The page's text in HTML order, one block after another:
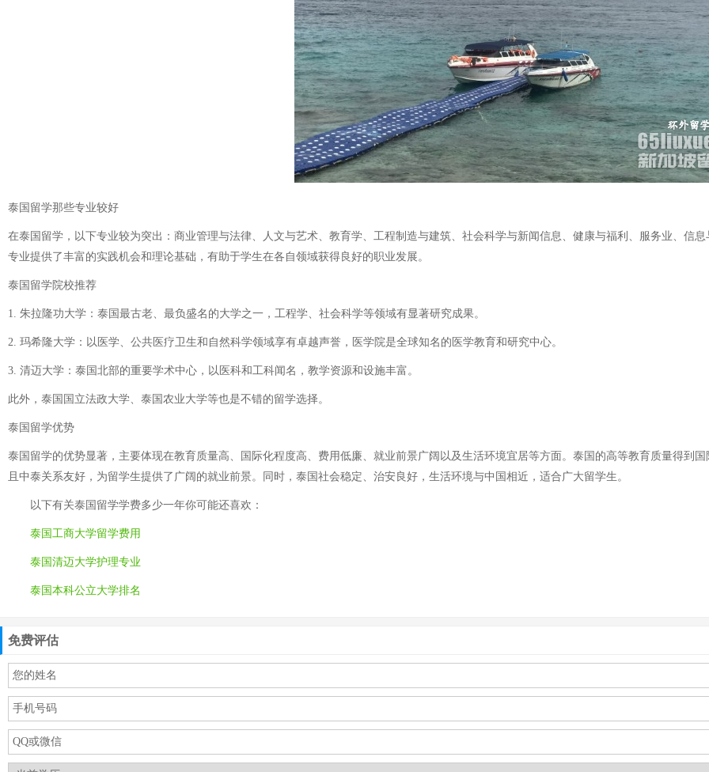
泰国留学那些专业较好
在泰国留学，以下专业较为突出：商业管理与法律、人文与艺术、教育学、工程制造与建筑、社会科学与新闻信息、健康与福利、服务业、信
专业提供了丰富的实践机会和理论基础，有助于学生在各自领域获得良好的职业发展。
泰国留学院校推荐
1. 朱拉隆功大学：泰国最古老、最负盛名的大学之一，工程学、社会科学等领域有显著研究成果。
2. 玛希隆大学：以医学、公共医疗卫生和自然科学领域享有卓越声誉，医学院是全球知名的医学教育和研究中心。
3. 清迈大学：泰国北部的重要学术中心，以医科和工科闻名，教学资源和设施丰富。
此外，泰国国立法政大学、泰国农业大学等也是不错的留学选择。
泰国留学优势
泰国留学的优势显著，主要体现在教育质量高、国际化程度高、费用低廉、就业前景广阔以及生活环境宜居等方面。泰国的高等教育质量得到
且中泰关系友好，为留学生提供了广阔的就业前景。同时，泰国社会稳定、治安良好，生活环境与中国相近，适合广大留学生。
以下有关泰国留学学费多少一年你可能还喜欢：
泰国工商大学留学费用
泰国清迈大学护理专业
泰国本科公立大学排名
免费评估